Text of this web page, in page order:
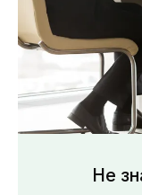
Не